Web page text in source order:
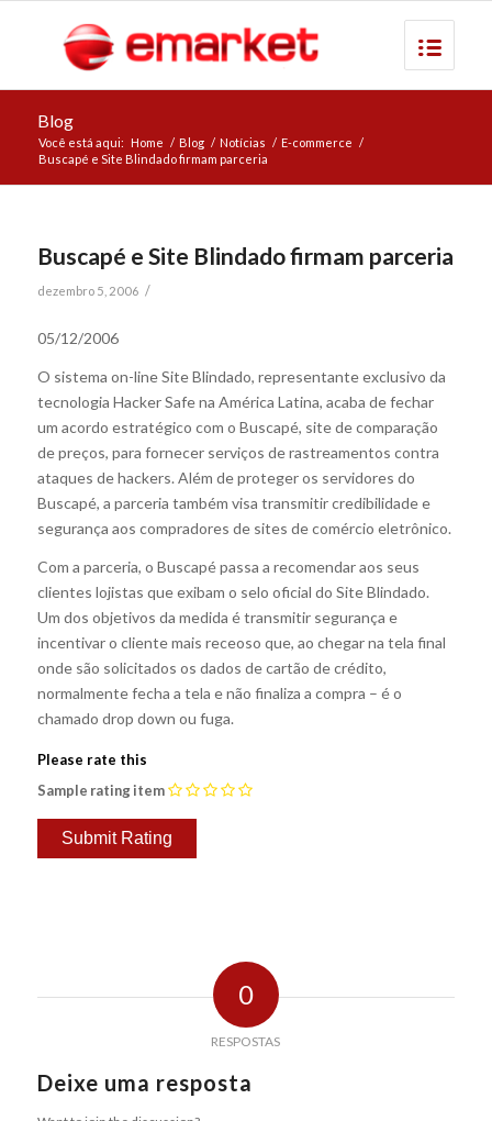
Blog
Você está aqui: Home / Blog / Notícias / E-commerce /
Buscapé e Site Blindado firmam parceria
Buscapé e Site Blindado firmam parceria
dezembro 5, 2006 /
05/12/2006
O sistema on-line Site Blindado, representante exclusivo da
tecnologia Hacker Safe na América Latina, acaba de fechar
um acordo estratégico com o Buscapé, site de comparação
de preços, para fornecer serviços de rastreamentos contra
ataques de hackers. Além de proteger os servidores do
Buscapé, a parceria também visa transmitir credibilidade e
segurança aos compradores de sites de comércio eletrônico.
Com a parceria, o Buscapé passa a recomendar aos seus
clientes lojistas que exibam o selo oficial do Site Blindado.
Um dos objetivos da medida é transmitir segurança e
incentivar o cliente mais receoso que, ao chegar na tela final
onde são solicitados os dados de cartão de crédito,
normalmente fecha a tela e não finaliza a compra – é o
chamado drop down ou fuga.
Please rate this
Sample rating item
0
RESPOSTAS
Deixe uma resposta